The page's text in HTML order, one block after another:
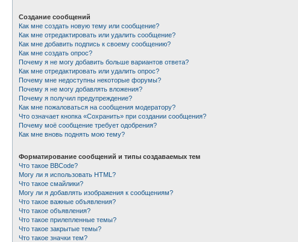
Создание сообщений
Как мне создать новую тему или сообщение?
Как мне отредактировать или удалить сообщение?
Как мне добавить подпись к своему сообщению?
Как мне создать опрос?
Почему я не могу добавить больше вариантов ответа?
Как мне отредактировать или удалить опрос?
Почему мне недоступны некоторые форумы?
Почему я не могу добавлять вложения?
Почему я получил предупреждение?
Как мне пожаловаться на сообщения модератору?
Что означает кнопка «Сохранить» при создании сообщения?
Почему моё сообщение требует одобрения?
Как мне вновь поднять мою тему?
Форматирование сообщений и типы создаваемых тем
Что такое BBCode?
Могу ли я использовать HTML?
Что такое смайлики?
Могу ли я добавлять изображения к сообщениям?
Что такое важные объявления?
Что такое объявления?
Что такое прилепленные темы?
Что такое закрытые темы?
Что такое значки тем?